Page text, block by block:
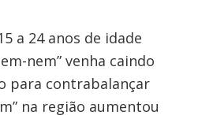
a 24 anos de idade
nem” venha caindo
para contrabalançar
na região aumentou